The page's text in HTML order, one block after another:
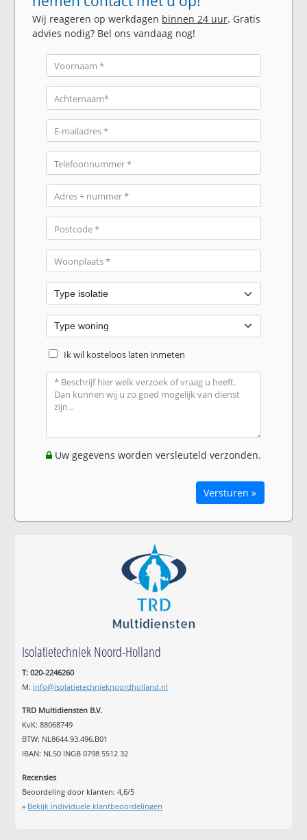
Wij reageren op werkdagen binnen 24 uur. Gratis
advies nodig? Bel ons vandaag nog!
Ik wil kosteloos laten inmeten
Uw gegevens worden versleuteld verzonden.
Versturen »
Isolatietechniek Noord-Holland
T: 020-2246260
M: info@isolatietechnieknoordholland.nl
TRD Multidiensten B.V.
KvK: 88068749
BTW: NL8644.93.496.B01
IBAN: NL50 INGB 0798 5512 32
Recensies
Beoordeling door klanten:4,6/5
» Bekijk individuele klantbeoordelingen